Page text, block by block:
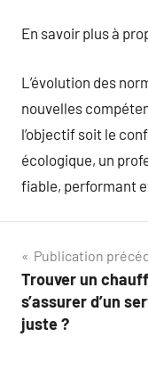
En savoir plus à
L’évolution des
nouvelles
l’objectif soit le
écologique, un
fiable, performant
Navigation
de
l’article
Publication
Trouver un
s’assurer d’un
juste ?